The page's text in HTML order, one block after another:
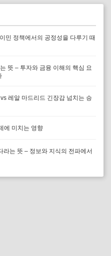
민 정책에서의 공정성을 다루기 때
뜻 – 투자와 금융 이해의 핵심 요
레알 마드리드 긴장감 넘치는 승
에 미치는 영향
라는 뜻 – 정보와 지식의 전파에서